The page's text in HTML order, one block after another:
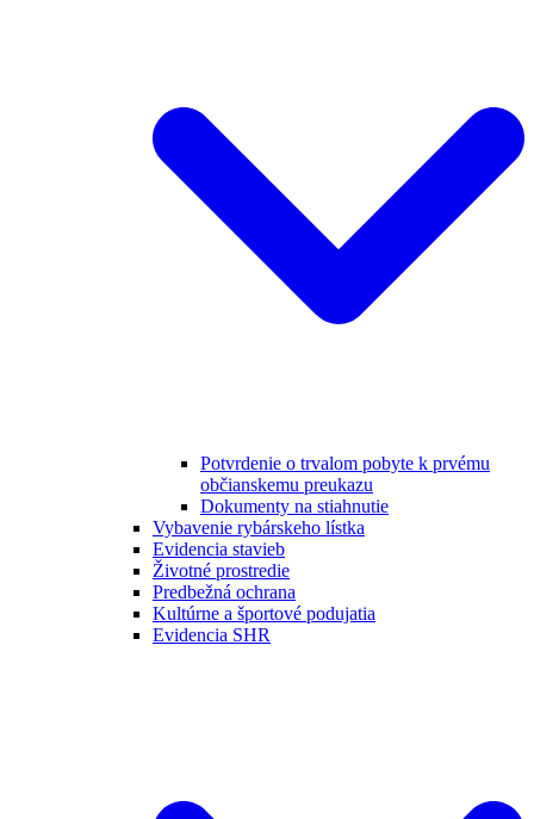
Potvrdenie o trvalom pobyte k prvému
občianskemu preukazu
Dokumenty na stiahnutie
Vybavenie rybárskeho lístka
Evidencia stavieb
Životné prostredie
Predbežná ochrana
Kultúrne a športové podujatia
Evidencia SHR